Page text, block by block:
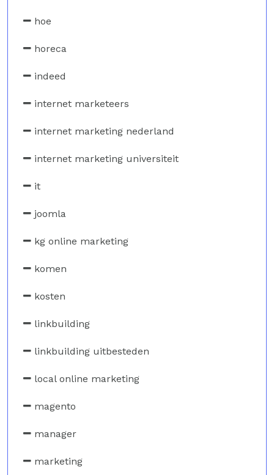
hoe
horeca
indeed
internet marketeers
internet marketing nederland
internet marketing universiteit
it
joomla
kg online marketing
komen
kosten
linkbuilding
linkbuilding uitbesteden
local online marketing
magento
manager
marketing